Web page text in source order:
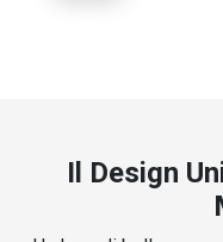
Il Design